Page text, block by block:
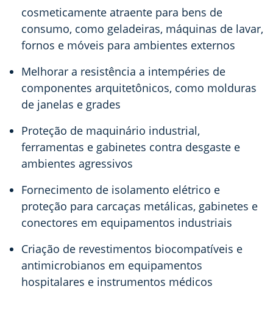
cosmeticamente atraente para bens de
consumo, como geladeiras, máquinas de lavar,
fornos e móveis para ambientes externos
Melhorar a resistência a intempéries de
componentes arquitetônicos, como molduras
de janelas e grades
Proteção de maquinário industrial,
ferramentas e gabinetes contra desgaste e
ambientes agressivos
Fornecimento de isolamento elétrico e
proteção para carcaças metálicas, gabinetes e
conectores em equipamentos industriais
Criação de revestimentos biocompatíveis e
antimicrobianos em equipamentos
hospitalares e instrumentos médicos